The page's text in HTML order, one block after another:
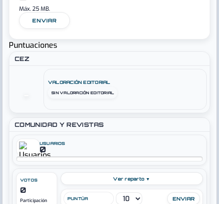
Máx. 25 MB.
ENVIAR
Puntuaciones
CEZ
VALORACIÓN EDITORIAL
SIN VALORACIÓN EDITORIAL
COMUNIDAD Y REVISTAS
USUARIOS
0
VOTOS
0
Participación
Ver reparto ▼
PUNTÚA